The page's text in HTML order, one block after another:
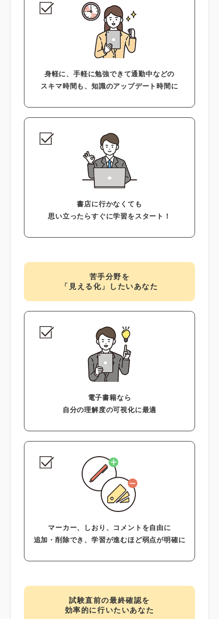
身軽に、手軽に勉強できて通勤中などの
スキマ時間も、知識のアップデート時間に
書店に行かなくても
思い立ったらすぐに学習をスタート！
苦手分野を
「見える化」したいあなた
電子書籍なら
自分の理解度の可視化に最適
マーカー、しおり、コメントを自由に
追加・削除でき、学習が進むほど弱点が明確に
試験直前の最終確認を
効率的に行いたいあなた